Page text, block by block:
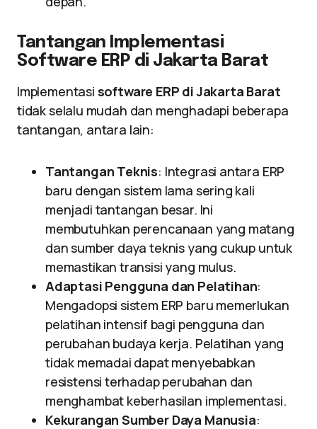
Tantangan Implementasi
Software ERP di Jakarta Barat
Implementasi software ERP di Jakarta Barat
tidak selalu mudah dan menghadapi beberapa
tantangan, antara lain:
Tantangan Teknis: Integrasi antara ERP
baru dengan sistem lama sering kali
menjadi tantangan besar. Ini
membutuhkan perencanaan yang matang
dan sumber daya teknis yang cukup untuk
memastikan transisi yang mulus.
Adaptasi Pengguna dan Pelatihan:
Mengadopsi sistem ERP baru memerlukan
pelatihan intensif bagi pengguna dan
perubahan budaya kerja. Pelatihan yang
tidak memadai dapat menyebabkan
resistensi terhadap perubahan dan
menghambat keberhasilan implementasi.
Kekurangan Sumber Daya Manusia: